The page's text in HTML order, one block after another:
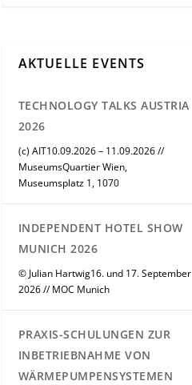
AKTUELLE EVENTS
TECHNOLOGY TALKS AUSTRIA
2026
(c) AIT10.09.2026 – 11.09.2026 //
MuseumsQuartier Wien,
Museumsplatz 1, 1070
INDEPENDENT HOTEL SHOW
MUNICH 2026
© Julian Hartwig16. und 17. September
2026 // MOC Munich
PRAXIS-SCHULUNGEN ZUR
INBETRIEBNAHME VON
WÄRMEPUMPENSYSTEMEN